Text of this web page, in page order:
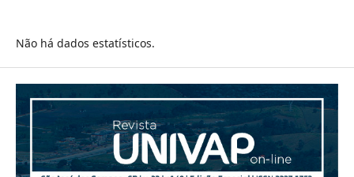
Não há dados estatísticos.